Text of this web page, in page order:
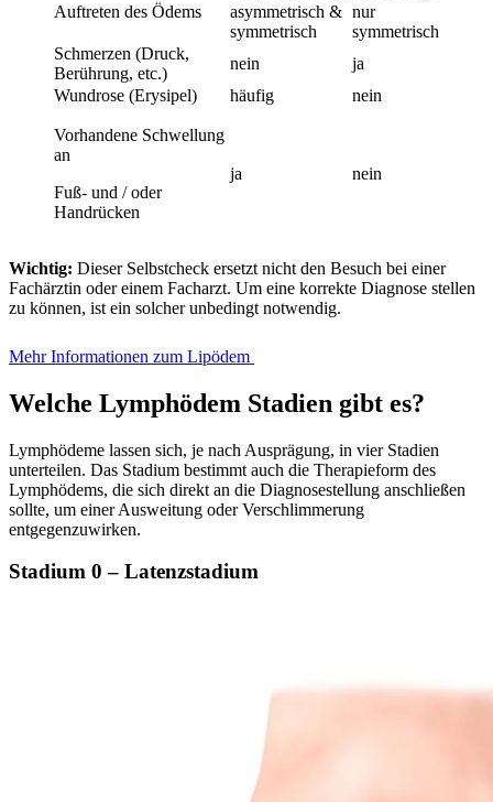
Auftreten des Ödems
asymmetrisch &
symmetrisch
nur
symmetrisch
Schmerzen (Druck,
Berührung, etc.)
nein
ja
Wundrose (Erysipel)
häufig nein
Vorhandene Schwellung
an
Fuß- und / oder
Handrücken
ja nein
Wichtig: Dieser Selbstcheck ersetzt nicht den Besuch bei einer
Fachärztin oder einem Facharzt. Um eine korrekte Diagnose stellen
zu können, ist ein solcher unbedingt notwendig.
Mehr Informationen zum Lipödem
Welche Lymphödem Stadien gibt es?
Lymphödeme lassen sich, je nach Ausprägung, in vier Stadien
unterteilen. Das Stadium bestimmt auch die Therapieform des
Lymphödems, die sich direkt an die Diagnosestellung anschließen
sollte, um einer Ausweitung oder Verschlimmerung
entgegenzuwirken.
Stadium 0 – Latenzstadium